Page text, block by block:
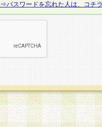
⇒パスワードを忘れた人は、コチ